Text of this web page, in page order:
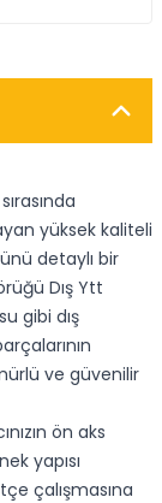
yüksek kaliteli
detaylı bir
Dış Ytt
gibi dış
ve güvenilir
ön aks
yapısı
çalışmasına